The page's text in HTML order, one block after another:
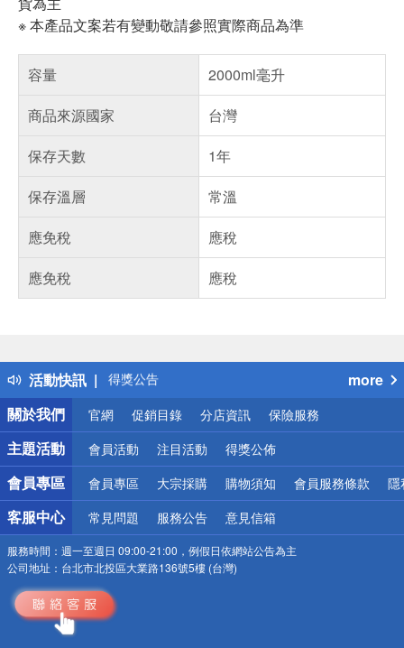
※ 本產品文案若有變動敬請參照實際商品為準
容量
2000ml毫升
商品來源國家
台灣
保存天數
1年
保存溫層
常溫
應免稅
應稅
應免稅
應稅
活動快訊
得獎公告
熱門話題
銀行優惠
偏遠地區配送
詐騙網頁！請小心！
more
關於我們
官網 促銷目錄 分店資訊 保險服務
主題活動 會員活動 注目活動 得獎公佈
會員專區 會員專區 大宗採購 購物須知 會員服務條款 隱
客服中心 常見問題 服務公告 意見信箱
服務時間： 週一至週日 09:00-21:00，例假日依網站公告為主
公司地址： 台北市北投區大業路136號5樓 (台灣)